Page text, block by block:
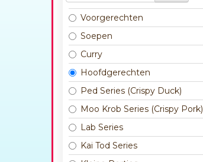
Voorgerechten
Soepen
Curry
Hoofdgerechten
Ped Series (Crispy Duck)
Moo Krob Series (Crispy Pork)
Lab Series
Kai Tod Series